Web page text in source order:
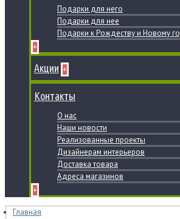
Подарки для него
Подарки для нее
Подарки к Рождеству и Новому
+
Акции +
Контакты
О нас
Наши новости
Реализованные проекты
Дизайнерам интерьеров
Доставка товара
Адреса магазинов
+
Главная